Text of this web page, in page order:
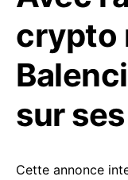
crypto
sur
Cette annonce